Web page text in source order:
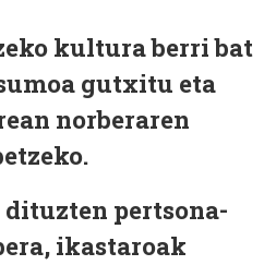
kultura berri bat
gutxitu eta
norberaren
dituzten pertsona-
ikastaroak